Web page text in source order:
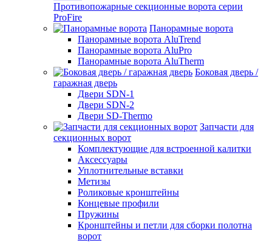
Противопожарные секционные ворота серии
ProFire
Панорамные ворота
Панорамные ворота AluTrend
Панорамные ворота AluPro
Панорамные ворота AluTherm
Боковая дверь /
гаражная дверь
Двери SDN-1
Двери SDN-2
Двери SD-Thermo
Запчасти для
секционных ворот
Комплектующие для встроенной калитки
Аксессуары
Уплотнительные вставки
Метизы
Роликовые кронштейны
Концевые профили
Пружины
Кронштейны и петли для сборки полотна
ворот